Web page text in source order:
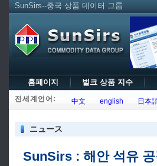
SunSirs--중국 상품 데이터 그룹
홈페이지 벌크 상품 지수
전세계언어: 中文 english 日本
ニュース
SunSirs : 해안 석유